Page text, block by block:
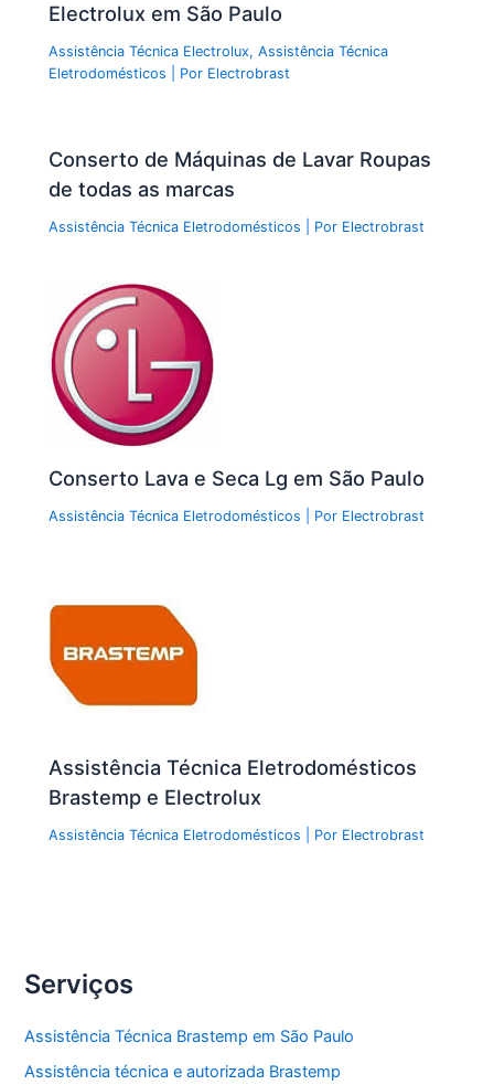
Electrolux em São Paulo
Assistência Técnica Electrolux,Assistência Técnica
Eletrodomésticos | Por Electrobrast
Conserto de Máquinas de Lavar Roupas
de todas as marcas
Assistência Técnica Eletrodomésticos | Por Electrobrast
Conserto Lava e Seca Lg em São Paulo
Assistência Técnica Eletrodomésticos | Por Electrobrast
Assistência Técnica Eletrodomésticos
Brastemp e Electrolux
Assistência Técnica Eletrodomésticos | Por Electrobrast
Serviços
Assistência Técnica Brastemp em São Paulo
Assistência técnica e autorizada Brastemp